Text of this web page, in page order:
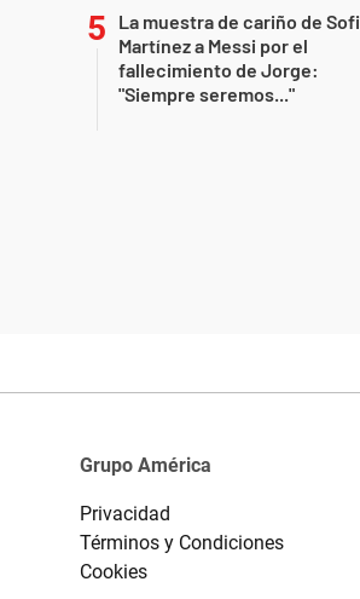
La muestra de cariño de Sofi
Martínez a Messi por el
fallecimiento de Jorge:
"Siempre seremos..."
Grupo América
Privacidad
Términos y Condiciones
Cookies